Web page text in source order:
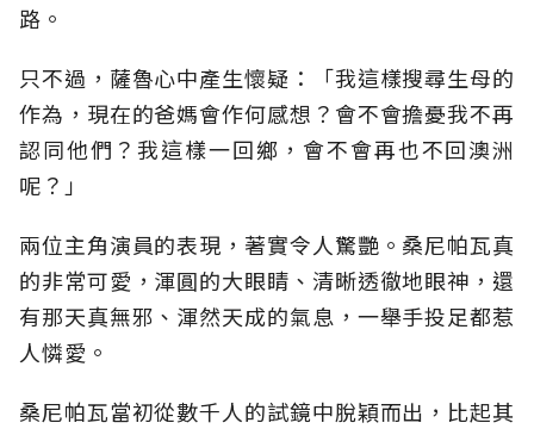
路。
只不過，薩魯心中產生懷疑：「我這樣搜尋生母的
作為，現在的爸媽會作何感想？會不會擔憂我不再
認同他們？我這樣一回鄉，會不會再也不回澳洲
呢？」
兩位主角演員的表現，著實令人驚艷。桑尼帕瓦真
的非常可愛，渾圓的大眼睛、清晰透徹地眼神，還
有那天真無邪、渾然天成的氣息，一舉手投足都惹
人憐愛。
桑尼帕瓦當初從數千人的試鏡中脫穎而出，比起其